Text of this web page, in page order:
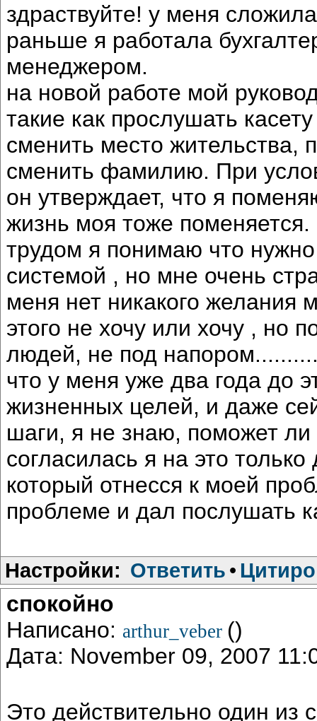
здраствуйте! у меня
раньше я работала
менеджером.
на новой работе мой
такие как прослушать
сменить место жительства,
сменить фамилию. При
он утверждает, что я
жизнь моя тоже
трудом я понимаю что
системой , но мне очень
меня нет никакого желания
этого не хочу или хочу , но
людей, не под
что у меня уже два года до
жизненных целей, и даже
шаги, я не знаю, поможет ли
согласилась я на это
который отнесся к моей
проблеме и дал послушать
Настройки: Ответить •
спокойно
Написано: arthur_veber ()
Дата: November 09, 2007
Это действительно один из